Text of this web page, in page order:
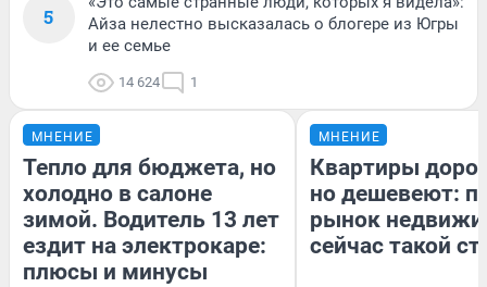
5
Айза нелестно высказалась о блогере из Югры
и ее семье
14 624 1
МНЕНИЕ
Тепло для бюджета, но
холодно в салоне
зимой. Водитель 13 лет
ездит на электрокаре:
плюсы и минусы
МНЕНИЕ
Квартиры
но дешевеют:
рынок
сейчас такой